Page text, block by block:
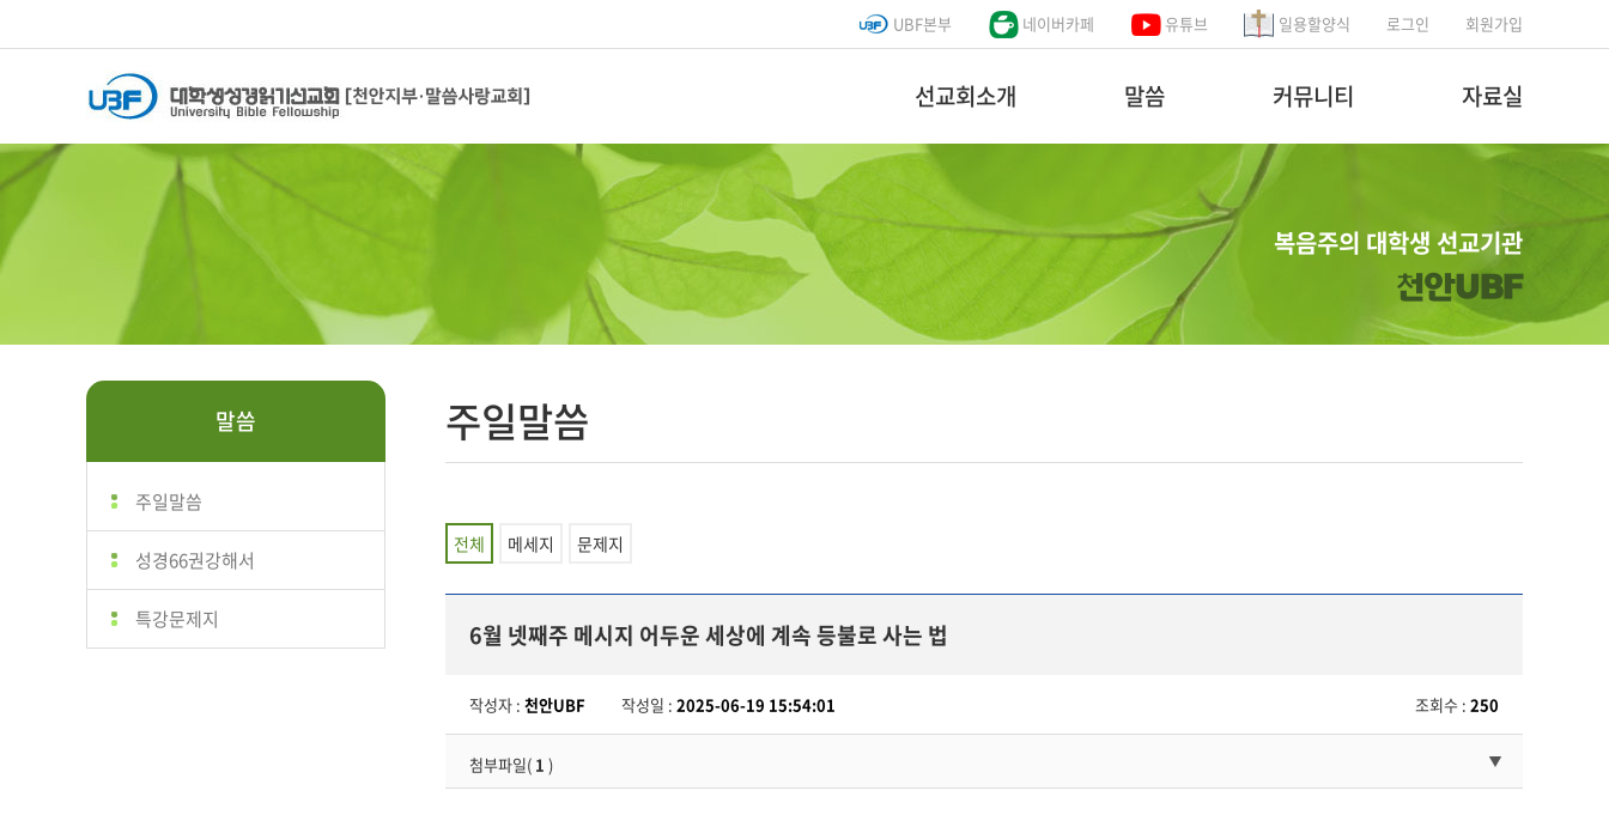
UBF본부 네이버카페 유튜브 일용할양식 로그인 회원가입
선교회소개 말씀 커뮤니티 자료실
복음주의 대학생 선교기관
천안UBF
말씀
주일말씀
성경66권강해서
특강문제지
주일말씀
전체 메세지 문제지
6월 넷째주 메시지 어두운 세상에 계속 등불로 사는 법
작성자 : 천안UBF 작성일 : 2025-06-19 15:54:01 조회수 : 250
첨부파일( 1 )